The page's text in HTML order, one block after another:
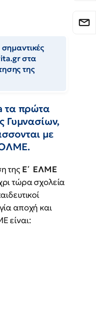
στα
της
τα πρώτα
Γυμνασίων,
με
ΟΛΜΕ.
της Ε΄ ΕΛΜΕ
τώρα σχολεία
αποχή και
είναι: